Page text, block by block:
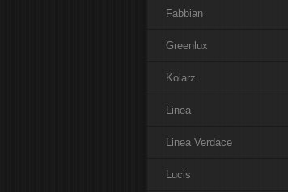
Fabbian
Greenlux
Kolarz
Linea
Linea Verdace
Lucis